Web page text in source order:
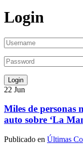
Login
22 Jun
Miles de personas
auto sobre ‘La
Publicado en Últimas